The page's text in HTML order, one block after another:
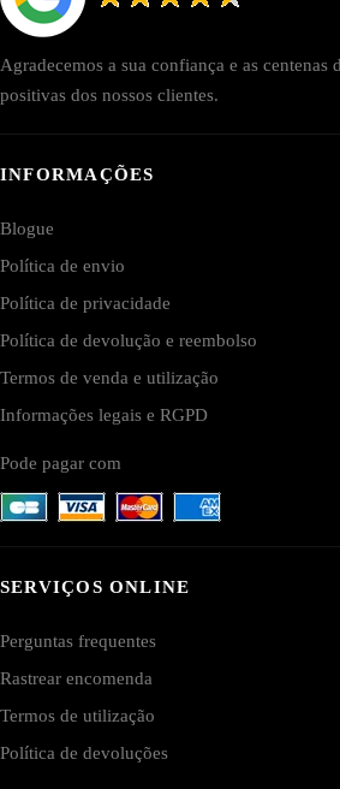
Agradecemos a sua confiança e as centenas
positivas dos nossos clientes.
INFORMAÇÕES
Blogue
Política de envio
Política de privacidade
Política de devolução e reembolso
Termos de venda e utilização
Informações legais e RGPD
Pode pagar com
SERVIÇOS ONLINE
Perguntas frequentes
Rastrear encomenda
Termos de utilização
Política de devoluções